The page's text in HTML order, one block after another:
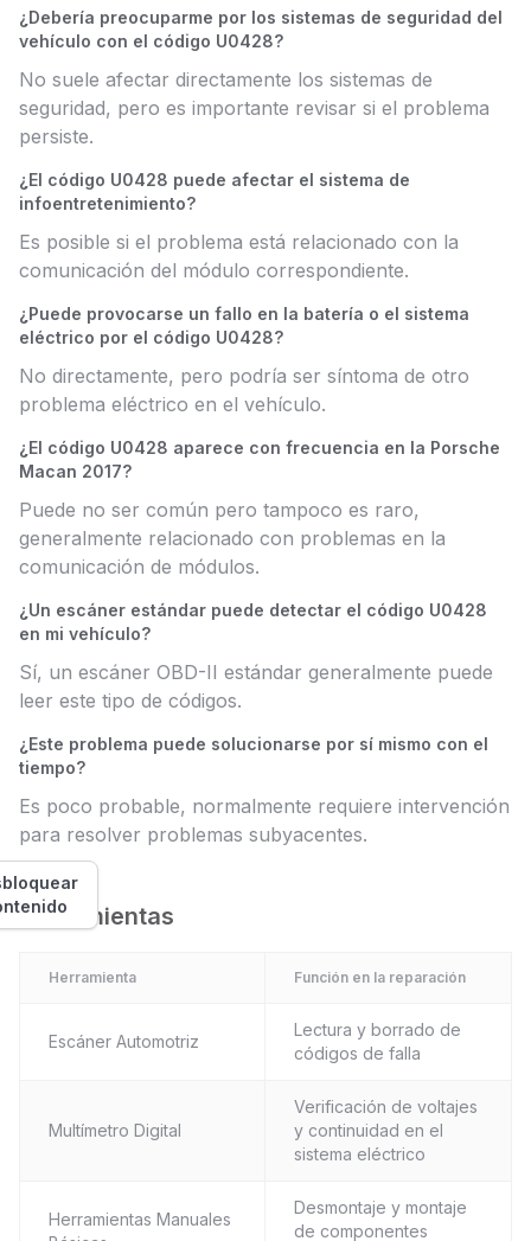
¿Debería preocuparme por los sistemas de seguridad del
vehículo con el código U0428?
No suele afectar directamente los sistemas de
seguridad, pero es importante revisar si el problema
persiste.
¿El código U0428 puede afectar el sistema de
infoentretenimiento?
Es posible si el problema está relacionado con la
comunicación del módulo correspondiente.
¿Puede provocarse un fallo en la batería o el sistema
eléctrico por el código U0428?
No directamente, pero podría ser síntoma de otro
problema eléctrico en el vehículo.
¿El código U0428 aparece con frecuencia en la Porsche
Macan 2017?
Puede no ser común pero tampoco es raro,
generalmente relacionado con problemas en la
comunicación de módulos.
¿Un escáner estándar puede detectar el código U0428
en mi vehículo?
Sí, un escáner OBD-II estándar generalmente puede
leer este tipo de códigos.
¿Este problema puede solucionarse por sí mismo con el
tiempo?
Es poco probable, normalmente requiere intervención
para resolver problemas subyacentes.
Herramientas
Herramienta Función en la reparación
Escáner Automotriz
Lectura y borrado de
códigos de falla
Multímetro Digital
Verificación de voltajes
y continuidad en el
sistema eléctrico
Herramientas Manuales
Desmontaje y montaje
de componentes